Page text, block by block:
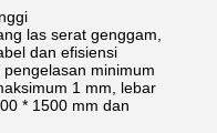
las serat genggam,
dan efisiensi
minimum
1 mm, lebar
* 1500 mm dan